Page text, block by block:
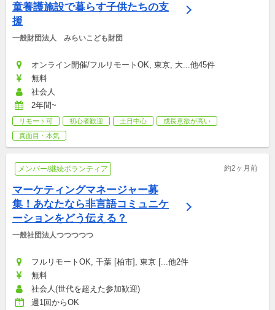
童養護施設で暮らす子供たちの支
援
一般財団法人　みらいこども財団
オンライン開催/フルリモートOK, 東京, 大...他45件
無料
社会人
2年間~
リモート可 初心者歓迎 土日中心
成長意欲が高い
真面目・本気
メンバー/継続ボランティア 約2ヶ月前
マーケティングマネージャー募
集！あなたなら非言語コミュニケ
ーションをどう伝える？
一般社団法人つつつつつ
フルリモートOK, 千葉 [柏市], 東京 [...他2件
無料
社会人(世代を超えた参加歓迎)
週1回からOK